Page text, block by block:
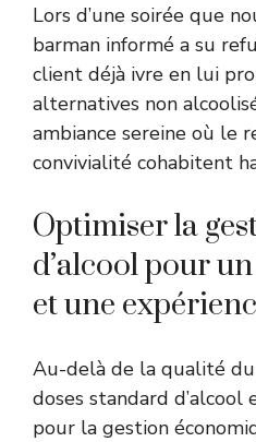
Lors d’une soirée que
barman informé a su
client déjà ivre en lui
alternatives non
ambiance sereine où le
convivialité cohabitent
Optimiser la
d’alcool pour
et une
Au-delà de la qualité
doses standard
pour la gestion